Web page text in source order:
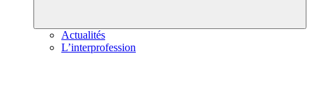
Actualités
L’interprofession